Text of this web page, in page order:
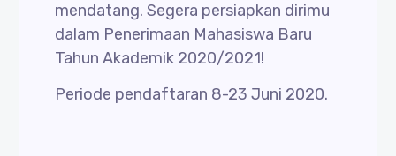
mendatang. Segera persiapkan dirimu
dalam Penerimaan Mahasiswa Baru
Tahun Akademik 2020/2021!
Periode pendaftaran 8-23 Juni 2020.